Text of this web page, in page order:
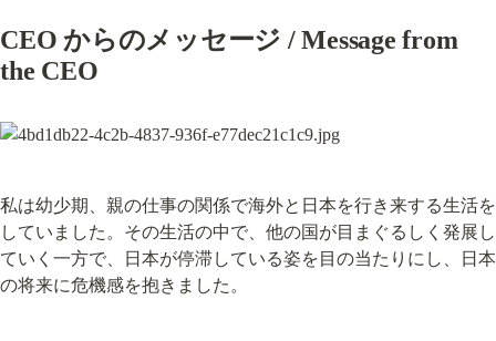
CEO からのメッセージ / Message from
the CEO
私は幼少期、親の仕事の関係で海外と日本を行き来する生活を
していました。その生活の中で、他の国が目まぐるしく発展し
ていく一方で、日本が停滞している姿を目の当たりにし、日本
の将来に危機感を抱きました。